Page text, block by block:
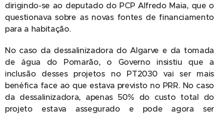
dirigindo-se ao deputado do PCP Alfredo Maia, que o
questionava sobre as novas fontes de financiamento
para a habitação.
No caso da dessalinizadora do Algarve e da tomada
de água do Pomarão, o Governo insistiu que a
inclusão desses projetos no PT2030 vai ser mais
benéfica face ao que estava previsto no PRR. No caso
da dessalinizadora, apenas 50% do custo total do
projeto estava assegurado e pode agora ser